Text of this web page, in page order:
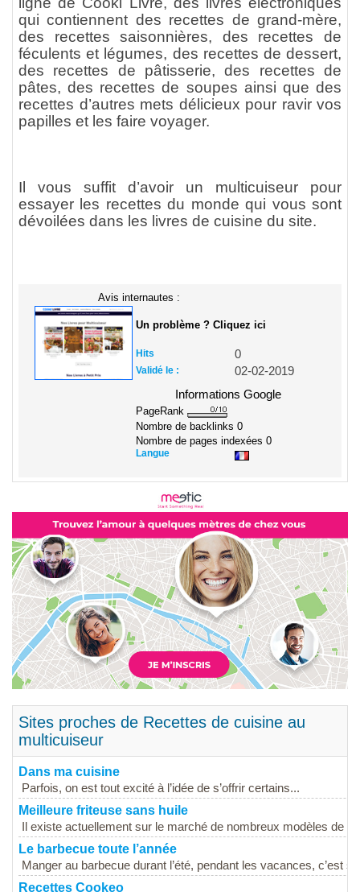
qui contiennent des recettes de grand-mère,
des recettes saisonnières, des recettes de
féculents et légumes, des recettes de dessert,
des recettes de pâtisserie, des recettes de
pâtes, des recettes de soupes ainsi que des
recettes d’autres mets délicieux pour ravir vos
papilles et les faire voyager.
Il vous suffit d’avoir un multicuiseur pour
essayer les recettes du monde qui vous sont
dévoilées dans les livres de cuisine du site.
Avis internautes :
Un problème ? Cliquez ici
Hits 0
Validé le :
02-02-2019
Informations Google
PageRank
Nombre de backlinks 0
Nombre de pages indexées 0
Langue
Sites proches de Recettes de cuisine au
multicuiseur
Dans ma cuisine
Parfois, on est tout excité à l’idée de s’offrir certains...
Meilleure friteuse sans huile
Il existe actuellement sur le marché de nombreux modèles de
Le barbecue toute l’année
Manger au barbecue durant l’été, pendant les vacances, c’est
Recettes Cookeo